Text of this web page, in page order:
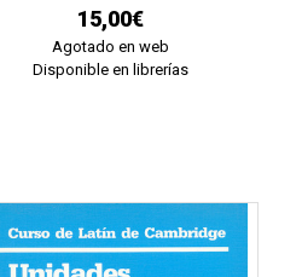
15,00€
Agotado en web
Disponible en librerías